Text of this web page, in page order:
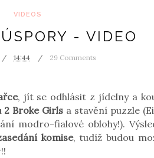
VIDEOS
- VIDEO
14:44 29 Comments
, jít se odhlásit z jídelny a
2 Broke Girls a stavění puzzle
modro-fialové oblohy!).
komise, tudíž budou